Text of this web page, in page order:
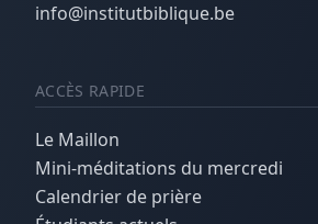
info@institutbiblique.be
ACCÈS RAPIDE
Le Maillon
Mini-méditations du mercredi
Calendrier de prière